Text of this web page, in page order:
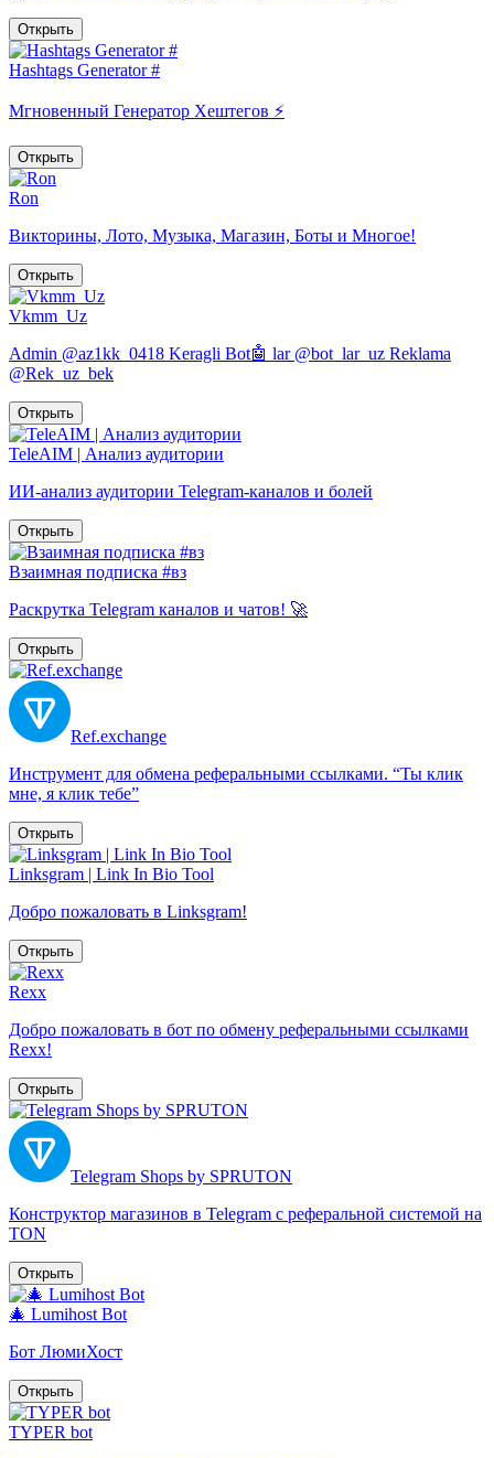
Открыть
Hashtags Generator #
Мгновенный Генератор Хештегов ⚡️
Открыть
Ron
Викторины, Лото, Музыка, Магазин, Боты и Многое!
Открыть
Vkmm_Uz
Admin @az1kk_0418 Keragli Bot🤖 lar @bot_lar_uz Reklama
@Rek_uz_bek
Открыть
TeleAIM | Анализ аудитории
ИИ-анализ аудитории Telegram-каналов и болей
Открыть
Взаимная подписка #вз
Раскрутка Telegram каналов и чатов! 🚀
Открыть
Ref.exchange
Инструмент для обмена реферальными ссылками. “Ты клик
мне, я клик тебе”
Открыть
Linksgram | Link In Bio Tool
Добро пожаловать в Linksgram!
Открыть
Rexx
Добро пожаловать в бот по обмену реферальными ссылками
Rexx!
Открыть
Telegram Shops by SPRUTON
Конструктор магазинов в Telegram с реферальной системой на
TON
Открыть
🎄 Lumihost Bot
Бот ЛюмиХост
Открыть
TYPER bot